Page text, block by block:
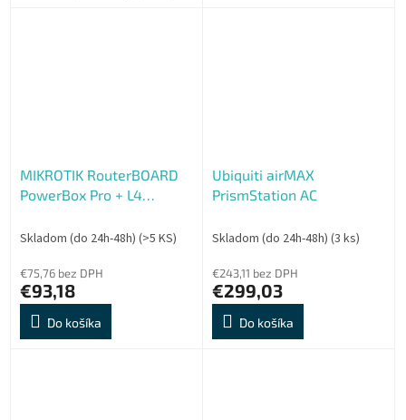
MIKROTIK RouterBOARD
PowerBox Pro + L4
5xGLAN switch, PoE in,
Skladom (do 24h-48h) (>5 KS)
€75,76 bez DPH
€93,18
Do košíka
Ubiquiti airMAX
PrismStation AC
Skladom (do 24h-48h) (3 ks)
€243,11 bez DPH
€299,03
Do košíka